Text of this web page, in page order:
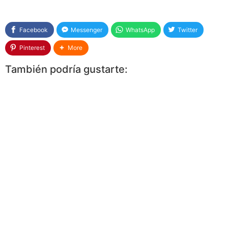
Facebook Messenger WhatsApp Twitter
Pinterest More
También podría gustarte: